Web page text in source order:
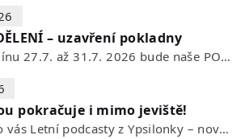
– uzavření pokladny
Milí diváci! V termínu 27.7. až 31.7. 2026 bude naše POKLADNA z technických…
pokračuje i mimo jeviště!
Připravili jsme pro vás Letní podcasty z Ypsilonky – novou sérii rozhovorů s…